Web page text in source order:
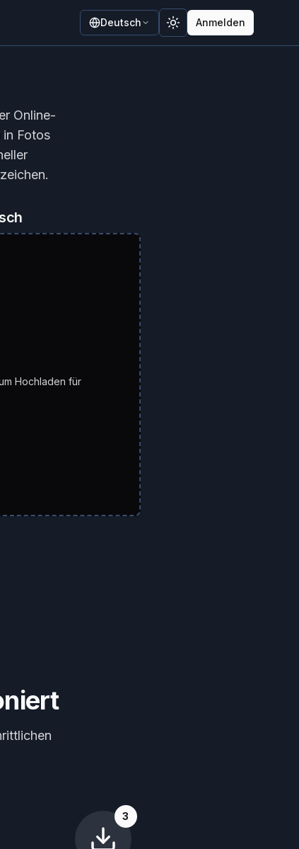
Deutsch Toggle theme
Anmelden
Online-
in Fotos
Hochladen für
3